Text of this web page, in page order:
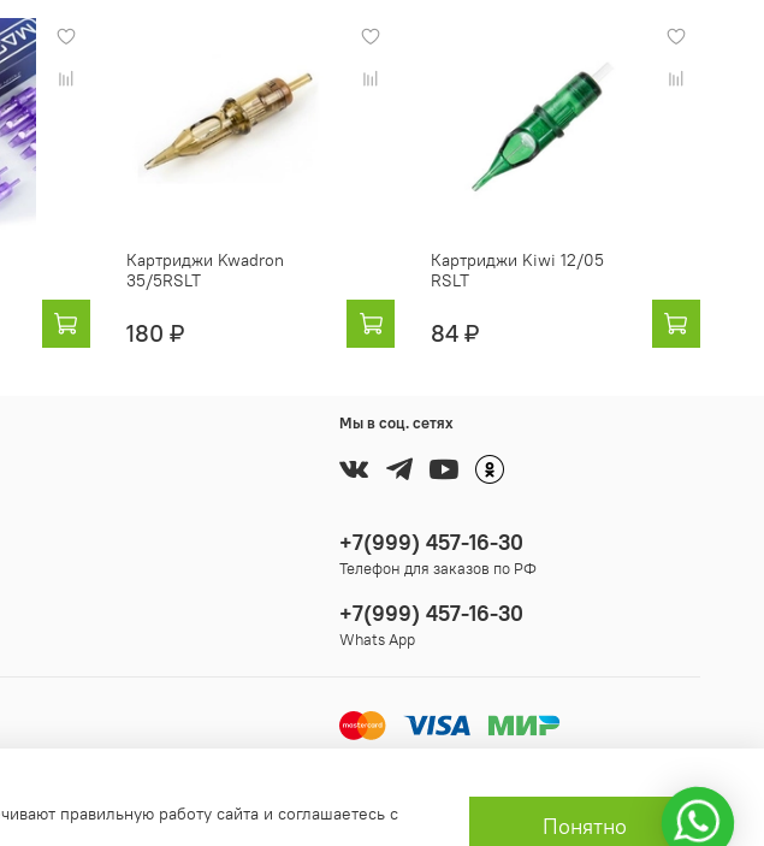
Картриджи Kwadron
35/5RSLT
180 ₽
Картриджи Kiwi 12/05
RSLT
84 ₽
Мы в соц. сетях
+7(999) 457-16-30
Телефон для заказов по РФ
+7(999) 457-16-30
Whats App
правильную работу сайта и соглашаетесь с
Понятно